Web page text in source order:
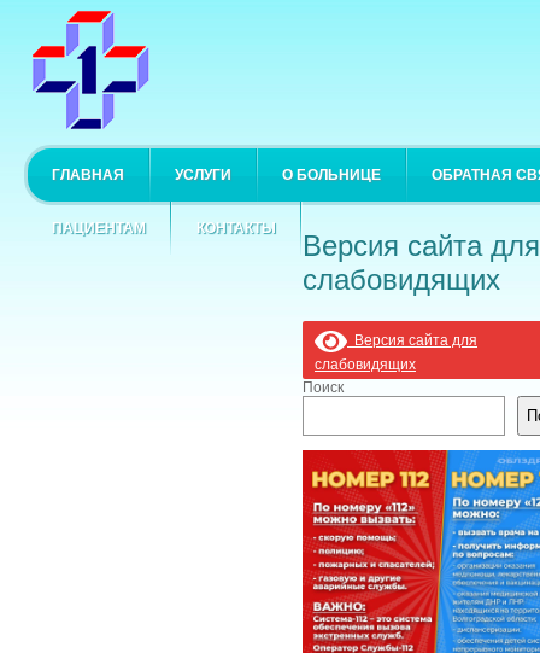
ГЛАВНАЯ УСЛУГИ О БОЛЬНИЦЕ ОБРАТНАЯ
ПАЦИЕНТАМ КОНТАКТЫ
Версия сайта для
слабовидящих
Версия сайта для
слабовидящих
Поиск